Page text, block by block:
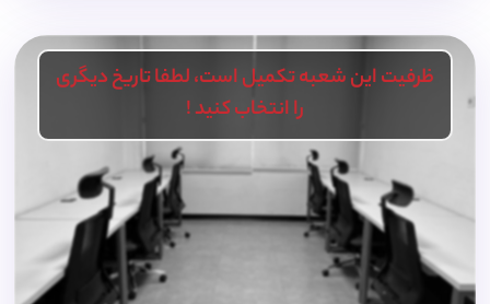
ظرفیت این شعبه تکمیل است، لطفا تاریخ دیگری
را انتخاب کنید !